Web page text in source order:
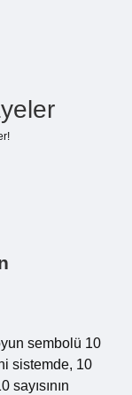
sembolü 10
sistemde, 10
sayısının